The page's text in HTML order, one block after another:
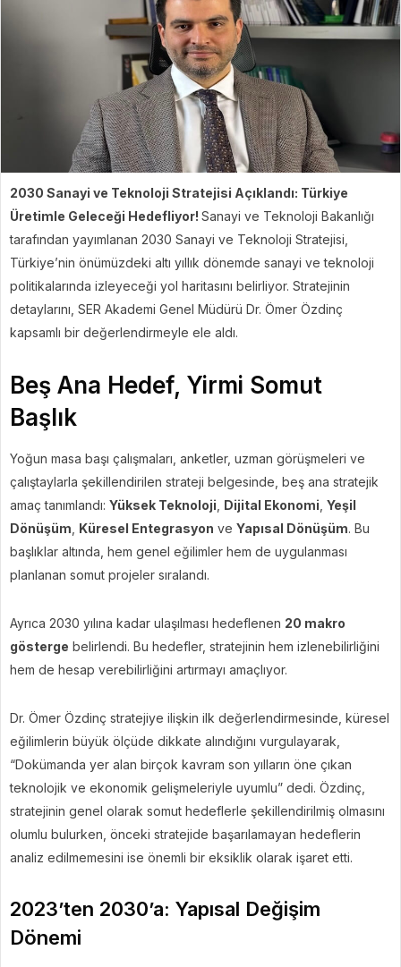
2030 Sanayi ve Teknoloji Stratejisi Açıklandı: Türkiye
Üretimle Geleceği Hedefliyor! Sanayi ve Teknoloji Bakanlığı
tarafından yayımlanan 2030 Sanayi ve Teknoloji Stratejisi,
Türkiye’nin önümüzdeki altı yıllık dönemde sanayi ve teknoloji
politikalarında izleyeceği yol haritasını belirliyor. Stratejinin
detaylarını, SER Akademi Genel Müdürü Dr. Ömer Özdinç
kapsamlı bir değerlendirmeyle ele aldı.
Beş Ana Hedef, Yirmi Somut
Başlık
Yoğun masa başı çalışmaları, anketler, uzman görüşmeleri ve
çalıştaylarla şekillendirilen strateji belgesinde, beş ana stratejik
amaç tanımlandı: Yüksek Teknoloji Dijital Ekonomi Yeşil
Dönüşüm Küresel Entegrasyon ve Yapısal Dönüşüm. Bu
başlıklar altında, hem genel eğilimler hem de uygulanması
planlanan somut projeler sıralandı.
Ayrıca 2030 yılına kadar ulaşılması hedeflenen 20 makro
gösterge belirlendi. Bu hedefler, stratejinin hem izlenebilirliğini
hem de hesap verebilirliğini artırmayı amaçlıyor.
Dr. Ömer Özdinç stratejiye ilişkin ilk değerlendirmesinde, küresel
eğilimlerin büyük ölçüde dikkate alındığını vurgulayarak,
“Dokümanda yer alan birçok kavram son yılların öne çıkan
teknolojik ve ekonomik gelişmeleriyle uyumlu” dedi. Özdinç,
stratejinin genel olarak somut hedeflerle şekillendirilmiş olmasını
olumlu bulurken, önceki stratejide başarılamayan hedeflerin
analiz edilmemesini ise önemli bir eksiklik olarak işaret etti.
2023’ten 2030’a: Yapısal Değişim
Dönemi